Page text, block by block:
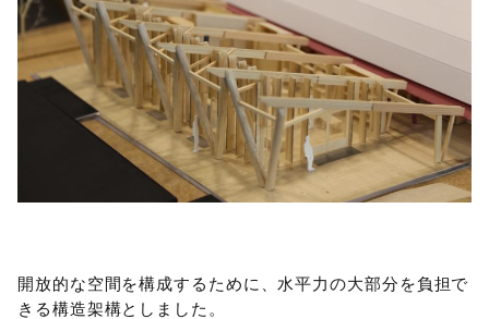
開放的な空間を構成するために、水平力の大部分を負担で
きる構造架構としました。